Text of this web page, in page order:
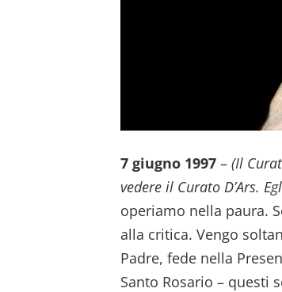
7 giugno 1997 – (Il
vedere il Curato D’Ars.
operiamo nella paura.
alla critica. Vengo
Padre, fede nella
Santo Rosario – questi